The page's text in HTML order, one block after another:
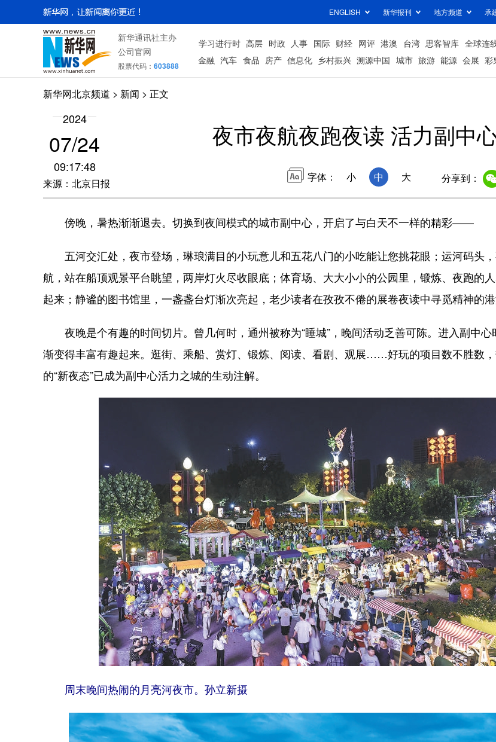
ENGLISH 新华报刊 地方频道 承
新华通讯社主办
公司官网
股票代码： 603888
学习进行时 高层 时政 人事 国际 财经 网评 港澳 台湾 思客智库 全球连
金融 汽车 食品 房产 信息化 乡村振兴 溯源中国 城市 旅游 能源 会展 彩
新华网北京频道 > 新闻 > 正文
2024
07/24
09:17:48
来源：北京日报
夜市夜航夜跑夜读 活力副中
字体： 小 中 大 分享到：
傍晚，暑热渐渐退去。切换到夜间模式的城市副中心，开启了与白天不一样的精彩——
五河交汇处，夜市登场，琳琅满目的小玩意儿和五花八门的小吃能让您挑花眼；运河码头
航，站在船顶观景平台眺望，两岸灯火尽收眼底；体育场、大大小小的公园里，锻炼、夜跑的
起来；静谧的图书馆里，一盏盏台灯渐次亮起，老少读者在孜孜不倦的展卷夜读中寻觅精神的
夜晚是个有趣的时间切片。曾几何时，通州被称为“睡城”，晚间活动乏善可陈。进入副中心
渐变得丰富有趣起来。逛街、乘船、赏灯、锻炼、阅读、看剧、观展……好玩的项目数不胜数
的“新夜态”已成为副中心活力之城的生动注解。
周末晚间热闹的月亮河夜市。孙立新摄